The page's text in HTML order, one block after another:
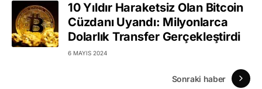
10 Yıldır Haraketsiz Olan Bitcoin
Cüzdanı Uyandı: Milyonlarca
Dolarlık Transfer Gerçekleştirdi
6 MAYIS 2024
Sonraki haber